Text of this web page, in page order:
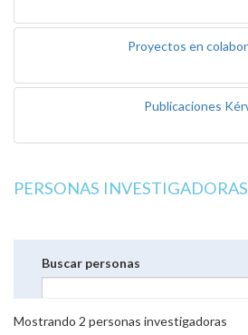
Proyectos en
Publicaciones
PERSONAS INVESTIGADORAS
Buscar personas
Mostrando 2 personas investigadoras